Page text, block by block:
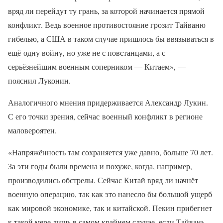
вряд ли перейдут ту грань, за которой начинается прямой
конфликт. Ведь военное противостояние грозит Тайваню
гибелью, а США в таком случае пришлось бы ввязываться в
ещё одну войну, но уже не с повстанцами, а с
серьёзнейшим военным соперником — Китаем», —
пояснил Луконин.
Аналогичного мнения придерживается Александр Лукин.
С его точки зрения, сейчас военный конфликт в регионе
маловероятен.
«Напряжённость там сохраняется уже давно, больше 70 лет.
За эти годы были времена и похуже, когда, например,
производились обстрелы. Сейчас Китай вряд ли начнёт
военную операцию, так как это нанесло бы большой ущерб
как мировой экономике, так и китайской. Пекин прибегнет